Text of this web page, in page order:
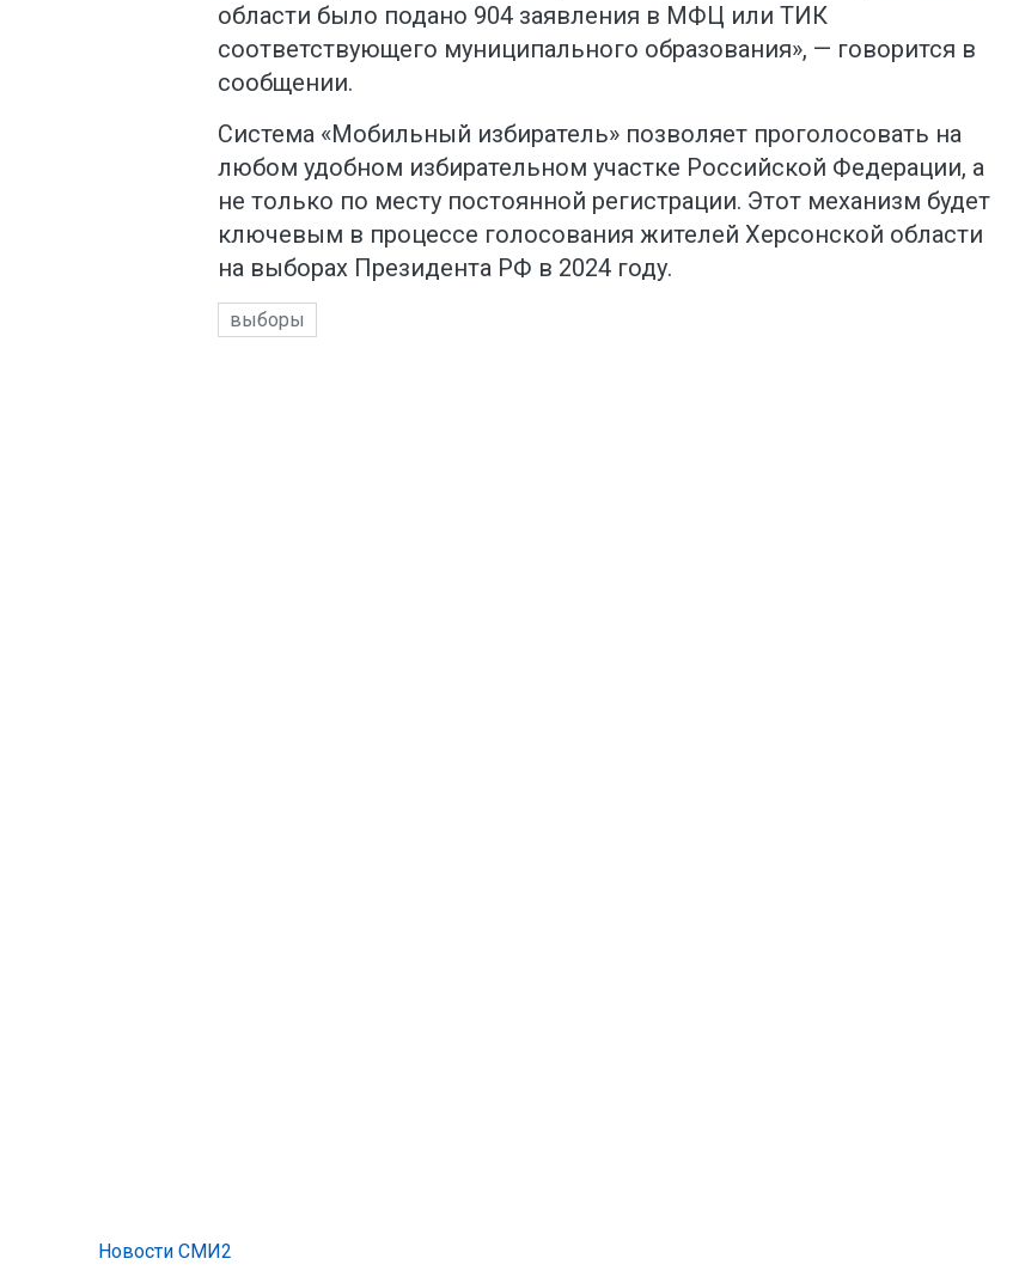
области было подано 904 заявления в МФЦ или ТИК
соответствующего муниципального образования», — говорится в
сообщении.
Система «Мобильный избиратель» позволяет проголосовать на
любом удобном избирательном участке Российской Федерации, а
не только по месту постоянной регистрации. Этот механизм будет
ключевым в процессе голосования жителей Херсонской области
на выборах Президента РФ в 2024 году.
выборы
Новости СМИ2